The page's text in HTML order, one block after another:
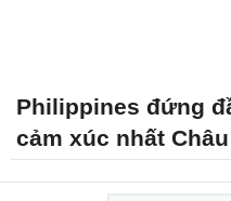
Philippines đứng
cảm xúc nhất